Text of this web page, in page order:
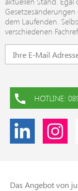
dem Laufenden.
verschiedenen
HOTLINE:
Das Angebot von